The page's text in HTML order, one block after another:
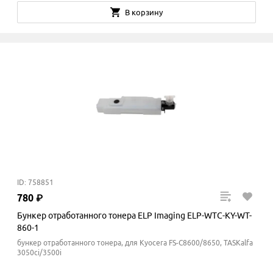
В корзину
ID: 758851
780 ₽
Бункер отработанного тонера ELP Imaging ELP-WTC-KY-WT-
860-1
бункер отработанного тонера, для Kyocera FS-C8600/8650, TASKalfa
3050ci/3500i